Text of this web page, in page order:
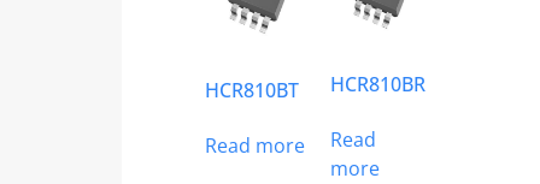
HCR810BT
Read more
HCR810BR
Read
more